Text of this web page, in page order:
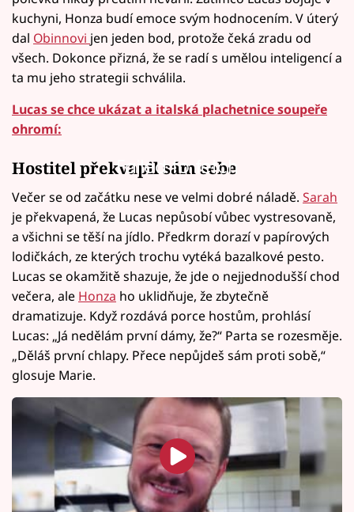
kuchyni, Honza budí emoce svým hodnocením. V úterý
dal Obinnovi jen jeden bod, protože čeká zradu od
všech. Dokonce přizná, že se radí s umělou inteligencí a
ta mu jeho strategii schválila.
Lucas se chce ukázat a italská plachetnice soupeře
ohromí:
Failed to fetch
Hostitel překvapil sám sebe
Večer se od začátku nese ve velmi dobré náladě. Sarah
je překvapená, že Lucas nepůsobí vůbec vystresovaně,
a všichni se těší na jídlo. Předkrm dorazí v papírových
lodičkách, ze kterých trochu vytéká bazalkové pesto.
Lucas se okamžitě shazuje, že jde o nejjednodušší chod
večera, ale Honza ho uklidňuje, že zbytečně
dramatizuje. Když rozdává porce hostům, prohlásí
Lucas: „Já nedělám první dámy, že?“ Parta se rozesměje.
„Děláš první chlapy. Přece nepůjdeš sám proti sobě,“
glosuje Marie.